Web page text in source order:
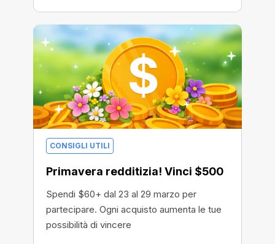
CONSIGLI UTILI
Primavera redditizia! Vinci $500
Spendi $60+ dal 23 al 29 marzo per
partecipare. Ogni acquisto aumenta le tue
possibilità di vincere